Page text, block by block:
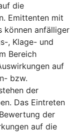
die
Emittenten mit
können anfälliger
, Klage- und
Bereich
auf
bzw.
der
Das Eintreten
der
auf die